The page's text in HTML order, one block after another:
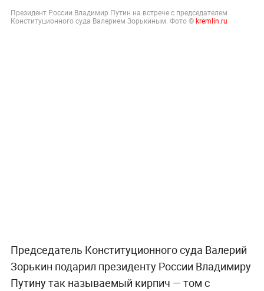
Президент России Владимир Путин на встрече с председателем
Конституционного суда Валерием Зорькиным. Фото ©kremlin.ru
Председатель Конституционного суда Валерий
Зорькин подарил президенту России Владимиру
Путину так называемый кирпич — том с